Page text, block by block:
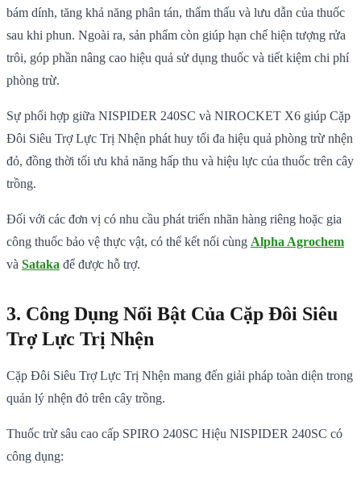
bám dính, tăng khả năng phân tán, thẩm thấu và lưu dẫn của thuốc
sau khi phun. Ngoài ra, sản phẩm còn giúp hạn chế hiện tượng rửa
trôi, góp phần nâng cao hiệu quả sử dụng thuốc và tiết kiệm chi phí
phòng trừ.
Sự phối hợp giữa NISPIDER 240SC và NIROCKET X6 giúp Cặp
Đôi Siêu Trợ Lực Trị Nhện phát huy tối đa hiệu quả phòng trừ nhện
đỏ, đồng thời tối ưu khả năng hấp thu và hiệu lực của thuốc trên cây
trồng.
Đối với các đơn vị có nhu cầu phát triển nhãn hàng riêng hoặc gia
công thuốc bảo vệ thực vật, có thể kết nối cùng Alpha Agrochem
và Sataka để được hỗ trợ.
3. Công Dụng Nổi Bật Của Cặp Đôi Siêu
Trợ Lực Trị Nhện
Cặp Đôi Siêu Trợ Lực Trị Nhện mang đến giải pháp toàn diện trong
quản lý nhện đỏ trên cây trồng.
Thuốc trừ sâu cao cấp SPIRO 240SC Hiệu NISPIDER 240SC có
công dụng: